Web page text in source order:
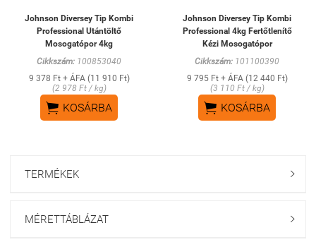
Johnson Diversey Tip Kombi
Professional Utántöltő
Mosogatópor 4kg
Cikkszám: 100853040
9 378 Ft + ÁFA (11 910 Ft)
(2 978 Ft / kg)
 KOSÁRBA
Johnson Diversey Tip Kombi
Professional 4kg Fertőtlenítő
Kézi Mosogatópor
Cikkszám: 101100390
9 795 Ft + ÁFA (12 440 Ft)
(3 110 Ft / kg)
 KOSÁRBA
TERMÉKEK 
MÉRETTÁBLÁZAT 